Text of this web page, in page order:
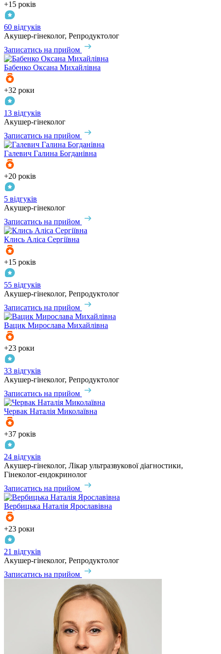
+15 років
60 відгуків
Акушер-гінеколог, Репродуктолог
Записатись на прийом
Бабенко Оксана Михайлівна
+32 роки
13 відгуків
Акушер-гінеколог
Записатись на прийом
Галевич Галина Богданівна
+20 років
5 відгуків
Акушер-гінеколог
Записатись на прийом
Клись Аліса Сергіївна
+15 років
55 відгуків
Акушер-гінеколог, Репродуктолог
Записатись на прийом
Вацик Мирослава Михайлівна
+23 роки
33 відгуків
Акушер-гінеколог, Репродуктолог
Записатись на прийом
Червак Наталія Миколаївна
+37 років
24 відгуків
Акушер-гінеколог, Лікар ультразвукової діагностики,
Гінеколог-ендокринолог
Записатись на прийом
Вербицька Наталія Ярославівна
+23 роки
21 відгуків
Акушер-гінеколог, Репродуктолог
Записатись на прийом